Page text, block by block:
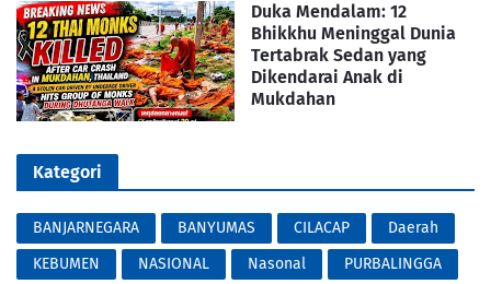
Duka Mendalam: 12
Bhikkhu Meninggal Dunia
Tertabrak Sedan yang
Dikendarai Anak di
Mukdahan
Kategori
BANJARNEGARA BANYUMAS CILACAP
Daerah
KEBUMEN
NASIONAL Nasonal PURBALINGGA